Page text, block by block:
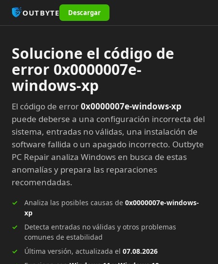
OUTBYTE Descargar
Solucione el código de
error 0x0000007e-
windows-xp
El código de error0x0000007e-windows-xp
puede deberse a una configuración incorrecta del
sistema, entradas no válidas, una instalación de
software fallida o un apagado incorrecto. Outbyte
PC Repair analiza Windows en busca de estas
anomalías y prepara las reparaciones
recomendadas.
Analiza las posibles causas de 0x0000007e-windows-
xp
Detecta entradas no válidas y otros problemas
comunes de estabilidad
Última versión, actualizada el 07.08.2026